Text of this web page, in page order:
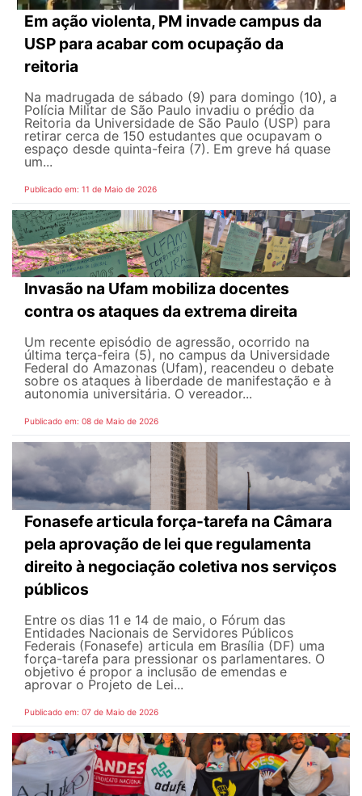
Em ação violenta, PM invade campus da
USP para acabar com ocupação da
reitoria
Na madrugada de sábado (9) para domingo (10), a
Polícia Militar de São Paulo invadiu o prédio da
Reitoria da Universidade de São Paulo (USP) para
retirar cerca de 150 estudantes que ocupavam o
espaço desde quinta-feira (7). Em greve há quase
um...
Publicado em: 11 de Maio de 2026
Invasão na Ufam mobiliza docentes
contra os ataques da extrema direita
Um recente episódio de agressão, ocorrido na
última terça-feira (5), no campus da Universidade
Federal do Amazonas (Ufam), reacendeu o debate
sobre os ataques à liberdade de manifestação e à
autonomia universitária. O vereador...
Publicado em: 08 de Maio de 2026
Fonasefe articula força-tarefa na Câmara
pela aprovação de lei que regulamenta
direito à negociação coletiva nos serviços
públicos
Entre os dias 11 e 14 de maio, o Fórum das
Entidades Nacionais de Servidores Públicos
Federais (Fonasefe) articula em Brasília (DF) uma
força-tarefa para pressionar os parlamentares. O
objetivo é propor a inclusão de emendas e
aprovar o Projeto de Lei...
Publicado em: 07 de Maio de 2026